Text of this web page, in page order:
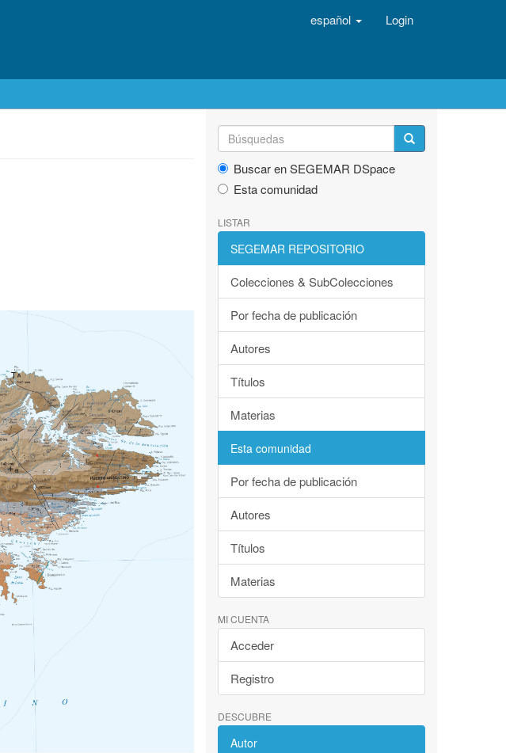
español Login
Buscar en SEGEMAR DSpace
Esta comunidad
LISTAR
SEGEMAR REPOSITORIO
Colecciones & SubColecciones
Por fecha de publicación
Autores
Títulos
Materias
Esta comunidad
Por fecha de publicación
Autores
Títulos
Materias
MI CUENTA
Acceder
Registro
DESCUBRE
Autor